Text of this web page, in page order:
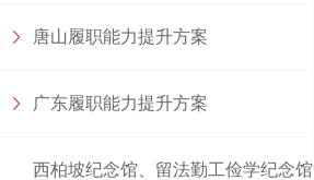
唐山履职能力提升方案
广东履职能力提升方案
西柏坡纪念馆、留法勤工俭学纪念馆